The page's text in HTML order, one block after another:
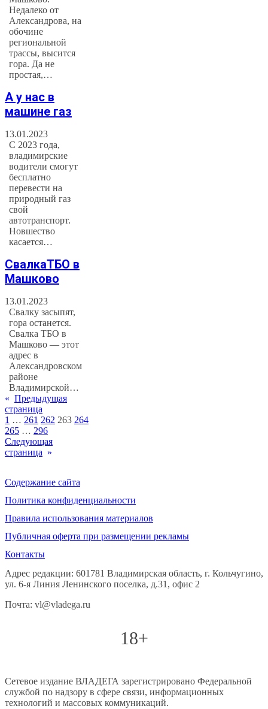
Недалеко от
Александрова, на
обочине
региональной
трассы, высится
гора. Да не
простая,…
А у нас в
машине газ
13.01.2023
С 2023 года,
владимирские
водители смогут
бесплатно
перевести на
природный газ
свой
автотранспорт.
Новшество
касается…
СвалкаТБО в
Машково
13.01.2023
Свалку засыпят,
гора останется.
Свалка ТБО в
Машково — этот
адрес в
Александровском
районе
Владимирской…
« Предыдущая
страница
1 … 261 262 263 264
265 … 296
Следующая
страница »
Содержание сайта
Политика конфиденциальности
Правила использования материалов
Публичная оферта при размещении рекламы
Контакты
Адрес редакции: 601781 Владимирская область, г. Кольчугино,
ул. 6-я Линия Ленинского поселка, д.31, офис 2
Почта: vl@vladega.ru
18+
Сетевое издание ВЛАДЕГА зарегистрировано Федеральной
службой по надзору в сфере связи, информационных
технологий и массовых коммуникаций.